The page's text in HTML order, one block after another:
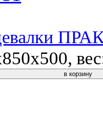
в корзину